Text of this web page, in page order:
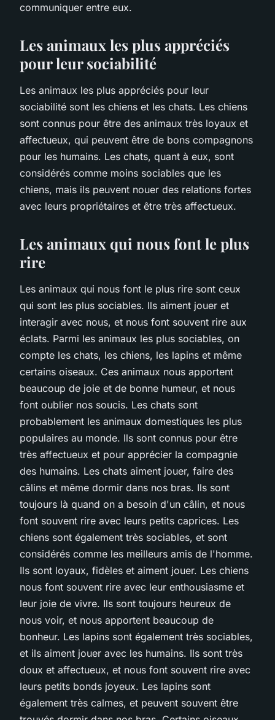
communiquer entre eux.
Les animaux les plus appréciés
pour leur sociabilité
Les animaux les plus appréciés pour leur
sociabilité sont les chiens et les chats. Les chiens
sont connus pour être des animaux très loyaux et
affectueux, qui peuvent être de bons compagnons
pour les humains. Les chats, quant à eux, sont
considérés comme moins sociables que les
chiens, mais ils peuvent nouer des relations fortes
avec leurs propriétaires et être très affectueux.
Les animaux qui nous font le plus
rire
Les animaux qui nous font le plus rire sont ceux
qui sont les plus sociables. Ils aiment jouer et
interagir avec nous, et nous font souvent rire aux
éclats. Parmi les animaux les plus sociables, on
compte les chats, les chiens, les lapins et même
certains oiseaux. Ces animaux nous apportent
beaucoup de joie et de bonne humeur, et nous
font oublier nos soucis. Les chats sont
probablement les animaux domestiques les plus
populaires au monde. Ils sont connus pour être
très affectueux et pour apprécier la compagnie
des humains. Les chats aiment jouer, faire des
câlins et même dormir dans nos bras. Ils sont
toujours là quand on a besoin d'un câlin, et nous
font souvent rire avec leurs petits caprices. Les
chiens sont également très sociables, et sont
considérés comme les meilleurs amis de l'homme.
Ils sont loyaux, fidèles et aiment jouer. Les chiens
nous font souvent rire avec leur enthousiasme et
leur joie de vivre. Ils sont toujours heureux de
nous voir, et nous apportent beaucoup de
bonheur. Les lapins sont également très sociables,
et ils aiment jouer avec les humains. Ils sont très
doux et affectueux, et nous font souvent rire avec
leurs petits bonds joyeux. Les lapins sont
également très calmes, et peuvent souvent être